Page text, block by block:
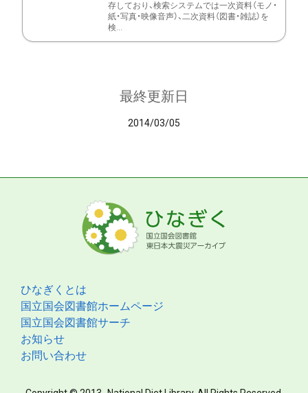
存しており、検索システムでは一次資料（モノ・
紙・写真・映像音声）、二次資料（図書・雑誌）を
検...
最終更新日
2014/03/05
ひなぎくとは
国立国会図書館ホームページ
国立国会図書館サーチ
お知らせ
お問い合わせ